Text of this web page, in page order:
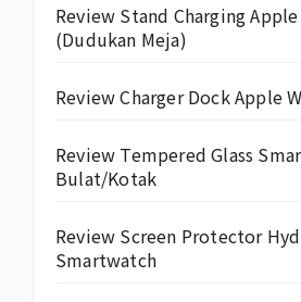
Review Stand Charging
(Dudukan Meja)
Review Charger Dock Apple
Review Tempered Glass
Bulat/Kotak
Review Screen Protector
Smartwatch